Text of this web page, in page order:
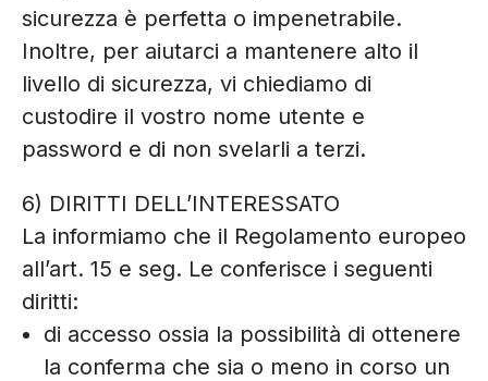
sicurezza è perfetta o impenetrabile.
Inoltre, per aiutarci a mantenere alto il
livello di sicurezza, vi chiediamo di
custodire il vostro nome utente e
password e di non svelarli a terzi.
6) DIRITTI DELL’INTERESSATO
La informiamo che il Regolamento europeo
all’art. 15 e seg. Le conferisce i seguenti
diritti:
di accesso ossia la possibilità di ottenere
la conferma che sia o meno in corso un